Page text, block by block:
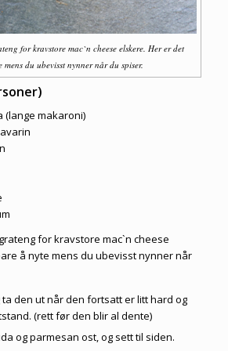
for kravstore mac`n cheese elskere. Her er det
mens du ubevisst nynner når du spiser.
(lange makaroni)
for kravstore mac`n cheese
å nyte mens du ubevisst nynner når
den ut når den fortsatt er litt hard og
(rett før den blir al dente)
og parmesan ost, og sett til siden.